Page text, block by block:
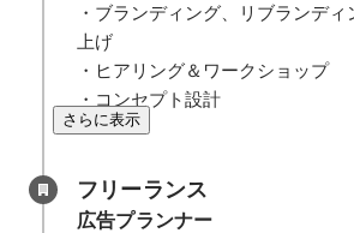
・ブランディング、リブランデ
上げ
・ヒアリング＆ワークショップ
・コンセプト設計
さらに表示
フリーランス
広告プランナー